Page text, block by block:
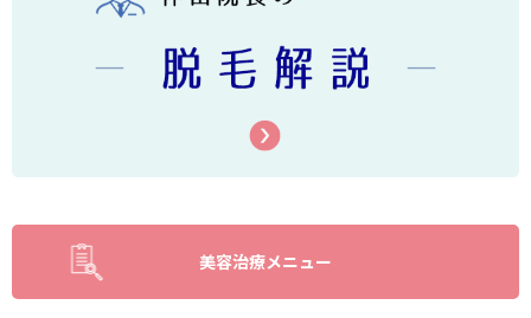
美容治療メニュー